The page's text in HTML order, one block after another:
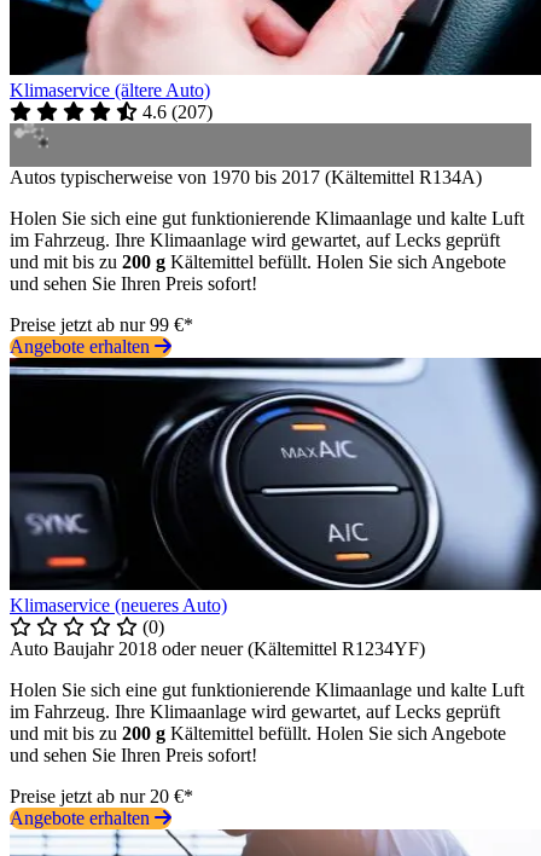
Klimaservice (ältere Auto)
4.6 (207)
Autos typischerweise von 1970 bis 2017 (Kältemittel R134A)
Holen Sie sich eine gut funktionierende Klimaanlage und kalte Luft
im Fahrzeug. Ihre Klimaanlage wird gewartet, auf Lecks geprüft
und mit bis zu 200 g Kältemittel befüllt. Holen Sie sich Angebote
und sehen Sie Ihren Preis sofort!
Preise jetzt ab nur 99 €*
Angebote erhalten
Klimaservice (neueres Auto)
(0)
Auto Baujahr 2018 oder neuer (Kältemittel R1234YF)
Holen Sie sich eine gut funktionierende Klimaanlage und kalte Luft
im Fahrzeug. Ihre Klimaanlage wird gewartet, auf Lecks geprüft
und mit bis zu 200 g Kältemittel befüllt. Holen Sie sich Angebote
und sehen Sie Ihren Preis sofort!
Preise jetzt ab nur 20 €*
Angebote erhalten